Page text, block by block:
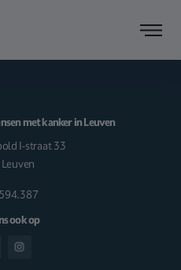
met kanker in Leuven
I-straat 33
ook op